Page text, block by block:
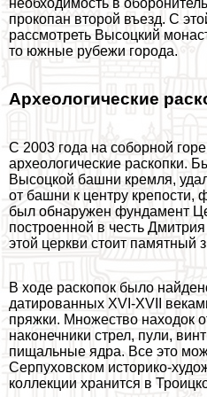
прокопан второй въезд. С
рассмотреть Высоцкий
то южные рубежи города.
Археологические
С 2003 года на соборной
археологические раскопки.
Высоцкой башни кремля,
от башни к центру
был обнаружен фундамент
построенной в честь
этой церкви стоит памятный
В ходе раскопок было
датированных XVI-XVII
пряжки. Множество находок
наконечники стрел, пули,
пищальные ядра. Все это
Серпуховском историко-
коллекции хранится в